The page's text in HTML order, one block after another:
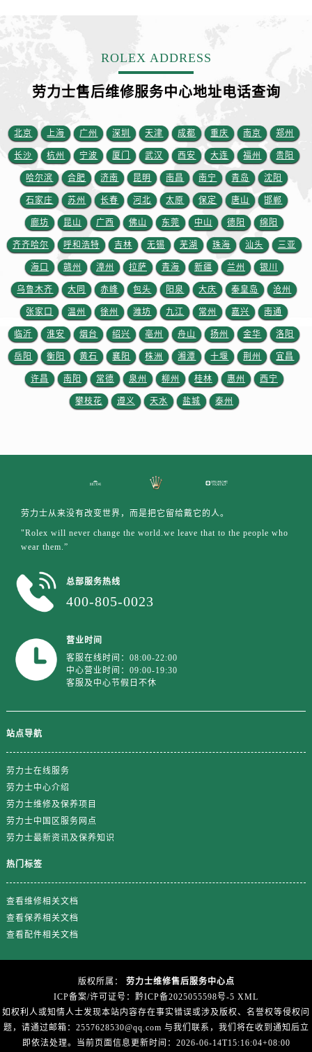
重庆市江北区观音桥步行街2号融恒时代广场9层902室劳力士售后服务中心（需提前预约）
浙江省温州市鹿城区锦绣路1067号置信广场10层1015室劳力士售后服务中心（需提前预约）
黑龙江省哈尔滨市道里区友谊西路600号富力中心T2座写字楼29层03室室劳力士售后服务中心（需提前预约）
辽宁省大连市中山区人民路15号国际金融大厦7层G室劳力士售后服务中心（需提前预约）
广东省佛山市禅城区季华五路57号万科金融中心C座12层1205室劳力士售后服务中心（需提前预约）
广东省东莞市东城街道鸿福东路1号民盈国贸中心T1写字楼9层907室劳力士售后服务中心（需提前预约）
江苏省无锡市梁溪区人民中路139号恒隆广场写字楼1座11层1104室劳力士售后服务中心（需提前预约）
江苏省南通市崇川区工农路57号圆融广场写字楼16层1603室劳力士售后服务中心（需提前预约）
江苏省苏州市苏州工业园区 星港街199号苏州中心办公楼C座22层08室劳力士售后服务中心（需提前预约）
湖北省武汉市江汉区解放大道686号世界贸易大厦38层09室劳力士售后服务中心（需提前预约）
广西省南宁市青秀区金湖路59号地王大厦12楼1224室劳力士售后服务中心（需提前预约）
安徽省合肥市蜀山区潜山路111号万象城华润大厦B座12楼03室劳力士售后服务中心（需提前预约）
福建省泉州市丰泽区宝洲路729号浦西万达中心写字楼A座7楼709室劳力士售后服务中心（需提前预约）
山东省青岛市南区山东路6号华润大厦B座22层04室劳力士售后服务中心（需提前预约）
河北省唐山市路南区新华东道100号万达广场写字楼A座10层1002室劳力士售后服务中心（需提前预约）
ROLEX ADDRESS
劳力士售后维修服务中心地址电话查询
北京 上海 广州 深圳 天津 成都 重庆 南京 郑州
长沙 杭州 宁波 厦门 武汉 西安 大连 福州 贵阳
哈尔滨 合肥 济南 昆明 南昌 南宁 青岛 沈阳
石家庄 苏州 长春 河北 太原 保定 唐山 邯郸
廊坊 昆山 广西 佛山 东莞 中山 德阳 绵阳
齐齐哈尔 呼和浩特 吉林 无锡 芜湖 珠海 汕头 三亚
海口 赣州 漳州 拉萨 青海 新疆 兰州 银川
乌鲁木齐 大同 赤峰 包头 阳泉 大庆 秦皇岛 沧州
张家口 温州 徐州 潍坊 九江 常州 嘉兴 南通
临沂 淮安 烟台 绍兴 亳州 舟山 扬州 金华 洛阳
岳阳 衡阳 黄石 襄阳 株洲 湘潭 十堰 荆州 宜昌
许昌 南阳 常德 泉州 柳州 桂林 惠州 西宁
攀枝花 遵义 天水 盐城 泰州
劳力士从来没有改变世界，而是把它留给戴它的人。
"Rolex will never change the world.we leave that to the people who
wear them.”
总部服务热线
400-805-0023
营业时间
客服在线时间：08:00-22:00
中心营业时间：09:00-19:30
客服及中心节假日不休
站点导航
劳力士在线服务
劳力士中心介绍
劳力士维修及保养项目
劳力士中国区服务网点
劳力士最新资讯及保养知识
热门标签
查看维修相关文档
查看保养相关文档
查看配件相关文档
版权所属：
劳力士维修售后服务中心点
ICP备案/许可证号：黔ICP备2025055598号-5 XML
如权利人或知情人士发现本站内容存在事实错误或涉及版权、名誉权等侵权问
题，请通过邮箱：2557628530@qq.com 与我们联系，我们将在收到通知后立
即依法处理。当前页面信息更新时间：2026-06-14T15:16:04+08:00